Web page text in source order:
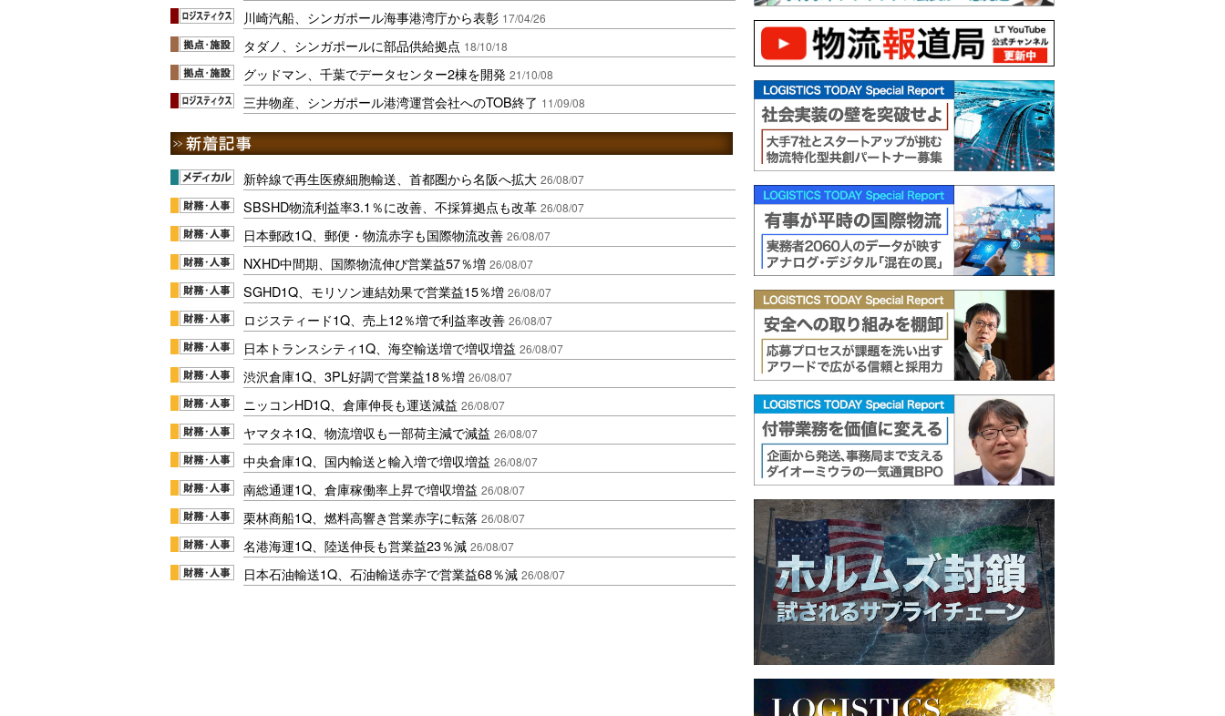
川崎汽船、シンガポール海事港湾庁から表彰 17/04/26
タダノ、シンガポールに部品供給拠点 18/10/18
グッドマン、千葉でデータセンター2棟を開発 21/10/08
三井物産、シンガポール港湾運営会社へのTOB終了 11/09/08
新幹線で再生医療細胞輸送、首都圏から名阪へ拡大 26/08/07
SBSHD物流利益率3.1％に改善、不採算拠点も改革 26/08/07
日本郵政1Q、郵便・物流赤字も国際物流改善 26/08/07
NXHD中間期、国際物流伸び営業益57％増 26/08/07
SGHD1Q、モリソン連結効果で営業益15％増 26/08/07
ロジスティード1Q、売上12％増で利益率改善 26/08/07
日本トランスシティ1Q、海空輸送増で増収増益 26/08/07
渋沢倉庫1Q、3PL好調で営業益18％増 26/08/07
ニッコンHD1Q、倉庫伸長も運送減益 26/08/07
ヤマタネ1Q、物流増収も一部荷主減で減益 26/08/07
中央倉庫1Q、国内輸送と輸入増で増収増益 26/08/07
南総通運1Q、倉庫稼働率上昇で増収増益 26/08/07
栗林商船1Q、燃料高響き営業赤字に転落 26/08/07
名港海運1Q、陸送伸長も営業益23％減 26/08/07
日本石油輸送1Q、石油輸送赤字で営業益68％減 26/08/07